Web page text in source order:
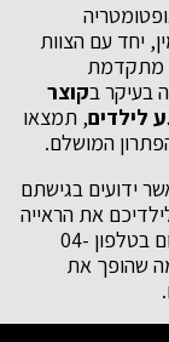
פומין, יחד עם הצוות
מתקדמת
בעיקר בקוצר
לילדים, תמצאו
המושלם.
ידועים בגישתם
את הראייה
הטובה ביותר, אתם מוזמנים ליצור קשר עוד היום בטלפון 04-